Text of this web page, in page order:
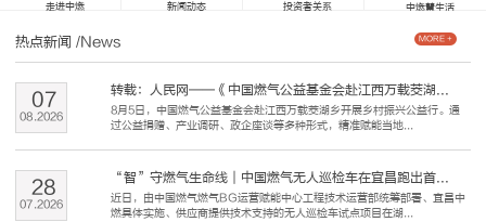
走进中燃 新闻动态 投资者关系 中燃慧生活
热点新闻 /News
转载：人民网——《中国燃气公益基金会赴江西万载茭湖...
8月5日，中国燃气公益基金会赴江西万载茭湖乡开展乡村振兴公益行。通
过公益捐赠、产业调研、政企座谈等多种形式，精准赋能当地...
08.2026
07
“智”守燃气生命线｜中国燃气无人巡检车在宜昌跑出首...
近日，由中国燃气燃气BG运营赋能中心工程技术运营部统筹部署、宜昌中
燃具体实施、供应商提供技术支持的无人巡检车试点项目在湖...
07.2026
28
MORE +